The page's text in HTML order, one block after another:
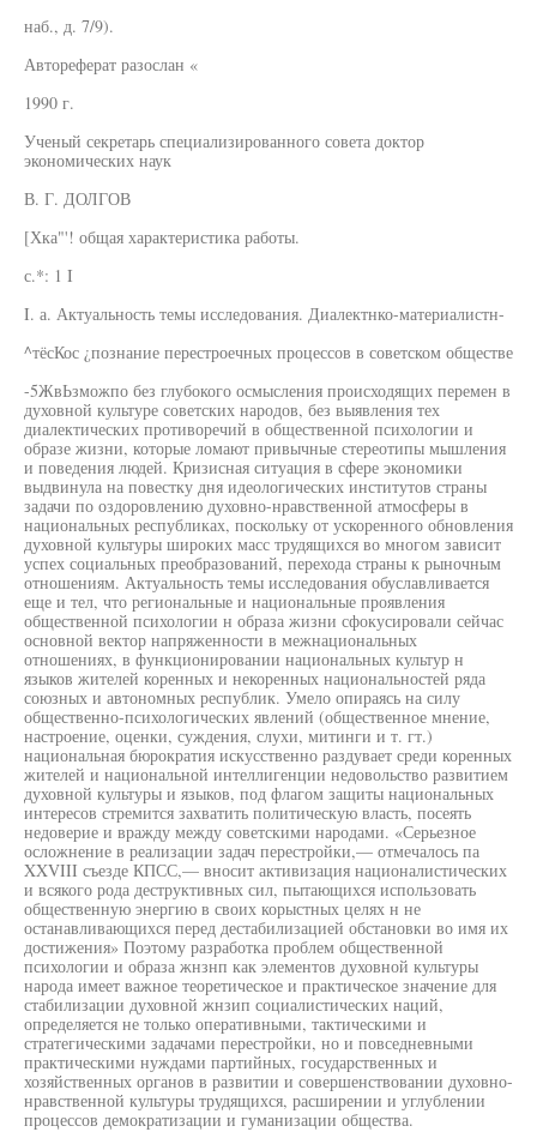
наб., д. 7/9).
Автореферат разослан «
1990 г.
Ученый секретарь специализированного совета доктор
экономических наук
В. Г. ДОЛГОВ
[Хка"'! общая характеристика работы.
с.*: 1 I
I. а. Актуальность темы исследования. Диалектнко-материалистн-
^тёсКос ¿познание перестроечных процессов в советском обществе
-5ЖвЬзможпо без глубокого осмысления происходящих перемен в
духовной культуре советских народов, без выявления тех
диалектических противоречий в общественной психологии и
образе жизни, которые ломают привычные стереотипы мышления
и поведения людей. Кризисная ситуация в сфере экономики
выдвинула на повестку дня идеологических институтов страны
задачи по оздоровлению духовно-нравственной атмосферы в
национальных республиках, поскольку от ускоренного обновления
духовной культуры широких масс трудящихся во многом зависит
успех социальных преобразований, перехода страны к рыночным
отношениям. Актуальность темы исследования обуславливается
еще и тел, что региональные и национальные проявления
общественной психологии н образа жизни сфокусировали сейчас
основной вектор напряженности в межнациональных
отношениях, в функционировании национальных культур н
языков жителей коренных и некоренных национальностей ряда
союзных и автономных республик. Умело опираясь на силу
общественно-психологических явлений (общественное мнение,
настроение, оценки, суждения, слухи, митинги и т. гт.)
национальная бюрократия искусственно раздувает среди коренных
жителей и национальной интеллигенции недовольство развитием
духовной культуры и языков, под флагом защиты национальных
интересов стремится захватить политическую власть, посеять
недоверие и вражду между советскими народами. «Серьезное
осложнение в реализации задач перестройки,— отмечалось па
XXVIII съезде КПСС,— вносит активизация националистических
и всякого рода деструктивных сил, пытающихся использовать
общественную энергию в своих корыстных целях н не
останавливающихся перед дестабилизацией обстановки во имя их
достижения» Поэтому разработка проблем общественной
психологии и образа жнзнп как элементов духовной культуры
народа имеет важное теоретическое и практическое значение для
стабилизации духовной жнзип социалистических наций,
определяется не только оперативными, тактическими и
стратегическими задачами перестройки, но и повседневными
практическими нуждами партийных, государственных и
хозяйственных органов в развитии и совершенствовании духовно-
нравственной культуры трудящихся, расширении и углублении
процессов демократизации и гуманизации общества.